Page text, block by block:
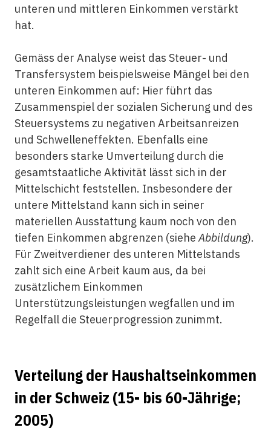
unteren und mittleren Einkommen verstärkt
hat.
Gemäss der Analyse weist das Steuer- und
Transfersystem beispielsweise Mängel bei den
unteren Einkommen auf: Hier führt das
Zusammenspiel der sozialen Sicherung und des
Steuersystems zu negativen Arbeitsanreizen
und Schwelleneffekten. Ebenfalls eine
besonders starke Umverteilung durch die
gesamtstaatliche Aktivität lässt sich in der
Mittelschicht feststellen. Insbesondere der
untere Mittelstand kann sich in seiner
materiellen Ausstattung kaum noch von den
tiefen Einkommen abgrenzen (sieheAbbildung).
Für Zweitverdiener des unteren Mittelstands
zahlt sich eine Arbeit kaum aus, da bei
zusätzlichem Einkommen
Unterstützungsleistungen wegfallen und im
Regelfall die Steuerprogression zunimmt.
Verteilung der Haushaltseinkommen
in der Schweiz (15- bis 60-Jährige;
2005)